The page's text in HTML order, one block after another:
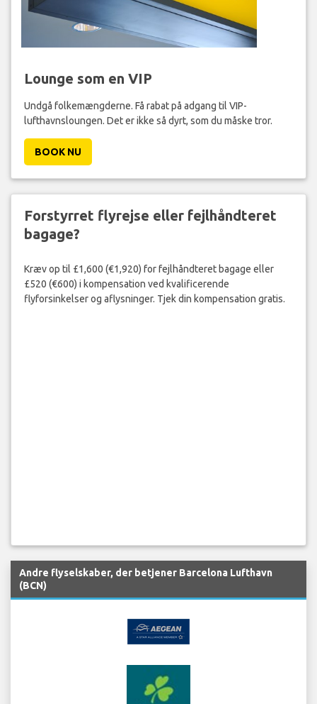
Lounge som en VIP
Undgå folkemængderne. Få rabat på adgang til VIP-
lufthavnsloungen. Det er ikke så dyrt, som du måske tror.
BOOK NU
Forstyrret flyrejse eller fejlhåndteret
bagage?
Kræv op til £1,600 (€1,920) for fejlhåndteret bagage eller
£520 (€600) i kompensation ved kvalificerende
flyforsinkelser og aflysninger. Tjek din kompensation gratis.
Andre flyselskaber, der betjener Barcelona Lufthavn
(BCN)